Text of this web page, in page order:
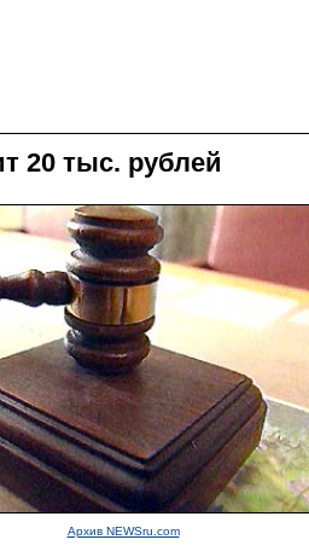
20 тыс. рублей
Архив NEWSru.com